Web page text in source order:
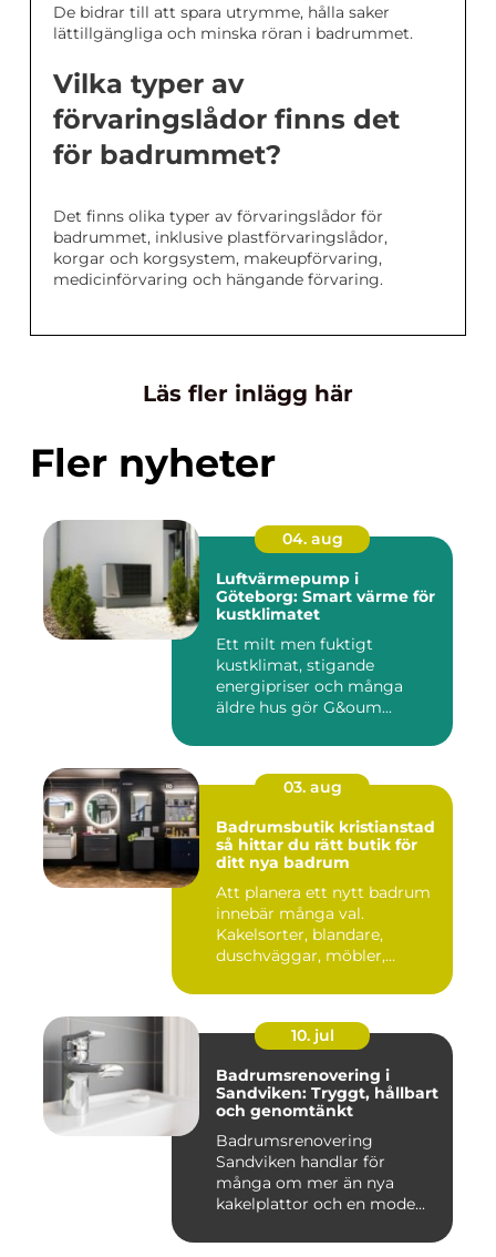
De bidrar till att spara utrymme, hålla saker
lättillgängliga och minska röran i badrummet.
Vilka typer av
förvaringslådor finns det
för badrummet?
Det finns olika typer av förvaringslådor för
badrummet, inklusive plastförvaringslådor,
korgar och korgsystem, makeupförvaring,
medicinförvaring och hängande förvaring.
Läs fler inlägg här
Fler nyheter
04. aug
Luftvärmepump i
Göteborg: Smart värme för
kustklimatet
Ett milt men fuktigt
kustklimat, stigande
energipriser och många
äldre hus gör G&oum...
03. aug
Badrumsbutik kristianstad
så hittar du rätt butik för
ditt nya badrum
Att planera ett nytt badrum
innebär många val.
Kakelsorter, blandare,
duschväggar, möbler,
10. jul
Badrumsrenovering i
Sandviken: Tryggt, hållbart
och genomtänkt
Badrumsrenovering
Sandviken handlar för
många om mer än nya
kakelplattor och en mode...